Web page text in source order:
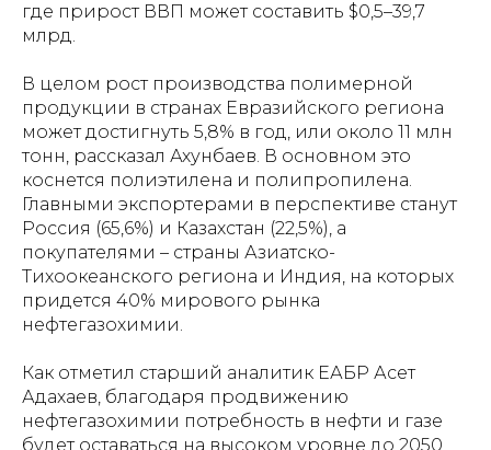
где прирост ВВП может составить $0,5–39,7
млрд.
В целом рост производства полимерной
продукции в странах Евразийского региона
может достигнуть 5,8% в год, или около 11 млн
тонн, рассказал Ахунбаев. В основном это
коснется полиэтилена и полипропилена.
Главными экспортерами в перспективе станут
Россия (65,6%) и Казахстан (22,5%), а
покупателями – страны Азиатско-
Тихоокеанского региона и Индия, на которых
придется 40% мирового рынка
нефтегазохимии.
Как отметил старший аналитик ЕАБР Асет
Адахаев, благодаря продвижению
нефтегазохимии потребность в нефти и газе
будет оставаться на высоком уровне до 2050